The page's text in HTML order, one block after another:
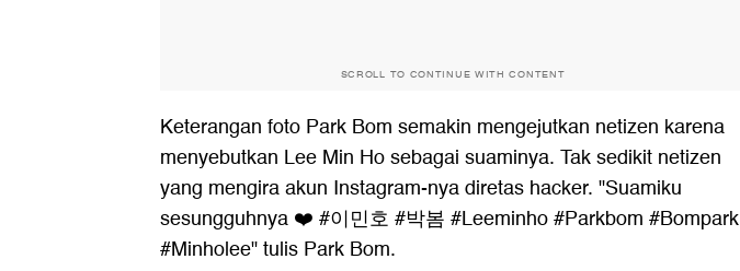
SCROLL TO CONTINUE WITH CONTENT
Keterangan foto Park Bom semakin mengejutkan netizen karena
menyebutkan Lee Min Ho sebagai suaminya. Tak sedikit netizen
yang mengira akun Instagram-nya diretas hacker. "Suamiku
sesungguhnya ❤️ #이민호 #박봄 #Leeminho #Parkbom #Bompark
#Minholee" tulis Park Bom.